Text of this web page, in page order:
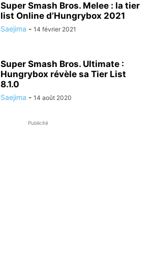
Super Smash Bros. Melee : la tier
list Online d’Hungrybox 2021
Saejima - 14 février 2021
Super Smash Bros. Ultimate :
Hungrybox révèle sa Tier List
8.1.0
Saejima - 14 août 2020
Publicité